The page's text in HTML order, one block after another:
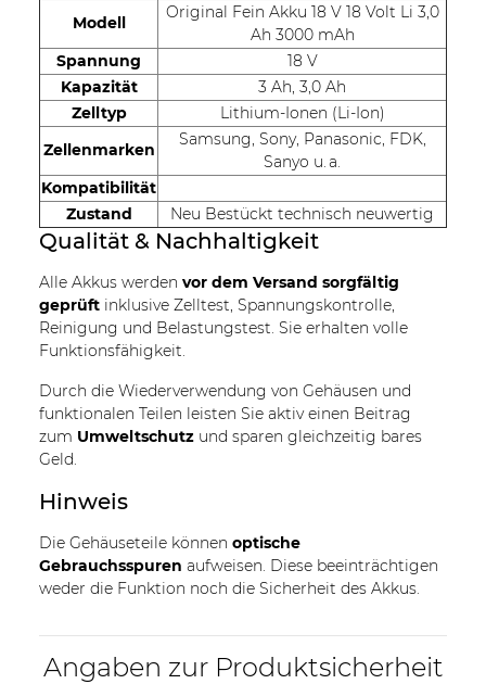
Modell
Original Fein Akku 18 V 18 Volt Li 3,0
Ah 3000 mAh
Spannung
18 V
Kapazität
3 Ah, 3,0 Ah
Zelltyp
Lithium-Ionen (Li-Ion)
Zellenmarken
Samsung, Sony, Panasonic, FDK,
Sanyo u. a.
Kompatibilität
Zustand
Neu Bestückt technisch neuwertig
Qualität & Nachhaltigkeit
Alle Akkus werden vor dem Versand sorgfältig
geprüft inklusive Zelltest, Spannungskontrolle,
Reinigung und Belastungstest. Sie erhalten volle
Funktionsfähigkeit.
Durch die Wiederverwendung von Gehäusen und
funktionalen Teilen leisten Sie aktiv einen Beitrag
zum Umweltschutz und sparen gleichzeitig bares
Geld.
Hinweis
Die Gehäuseteile können optische
Gebrauchsspuren aufweisen. Diese beeinträchtigen
weder die Funktion noch die Sicherheit des Akkus.
Angaben zur Produktsicherheit